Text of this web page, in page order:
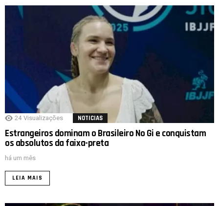
24 Visualizações NOTICIAS
Estrangeiros dominam o Brasileiro No Gi e conquistam
os absolutos da faixa-preta
há um mês
LEIA MAIS